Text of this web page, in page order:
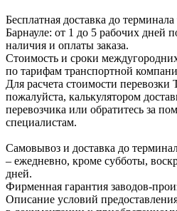
Бесплатная доставка до
Барнауле: от 1 до 5 рабочих дней
наличия и оплаты заказа.
Стоимость и сроки
по тарифам транспортной
Для расчета стоимости перевозки
пожалуйста, калькулятором
перевозчика или обратитесь за
специалистам.
Самовывоз и доставка до
– ежедневно, кроме субботы,
дней.
Фирменная гарантия заводов-
Описание условий